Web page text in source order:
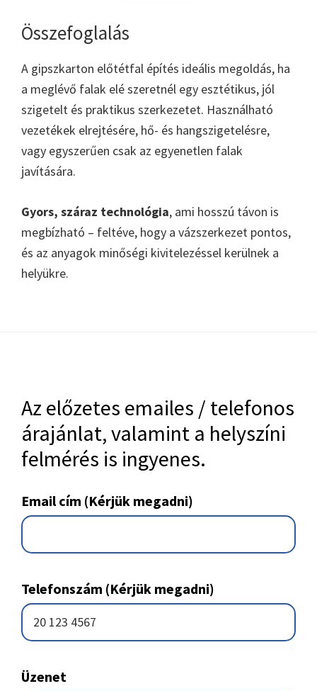
Összefoglalás
A gipszkarton előtétfal építés ideális megoldás, ha
a meglévő falak elé szeretnél egy esztétikus, jól
szigetelt és praktikus szerkezetet. Használható
vezetékek elrejtésére, hő- és hangszigetelésre,
vagy egyszerűen csak az egyenetlen falak
javítására.
Gyors, száraz technológia, ami hosszú távon is
megbízható – feltéve, hogy a vázszerkezet pontos,
és az anyagok minőségi kivitelezéssel kerülnek a
helyükre.
Az előzetes emailes / telefonos
árajánlat, valamint a helyszíni
felmérés is ingyenes.
Email cím (Kérjük megadni)
Telefonszám (Kérjük megadni)
Üzenet